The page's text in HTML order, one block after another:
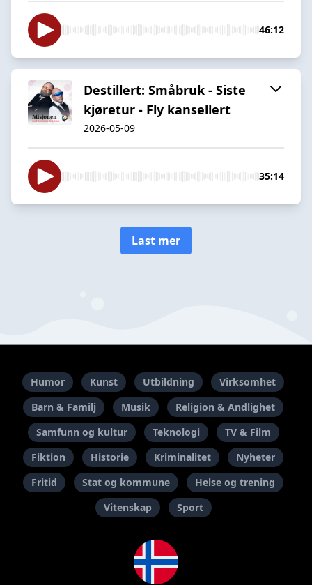
46:12
Destillert: Småbruk - Siste
kjøretur - Fly kansellert
2026-05-09
35:14
Last mer
Humor Kunst Utbildning
Virksomhet
Barn & Familj
Musik
Religion & Andlighet
Samfunn og kultur
Teknologi
TV & Film
Fiktion
Historie Kriminalitet
Nyheter
Fritid
Stat og kommune
Helse og trening
Vitenskap
Sport